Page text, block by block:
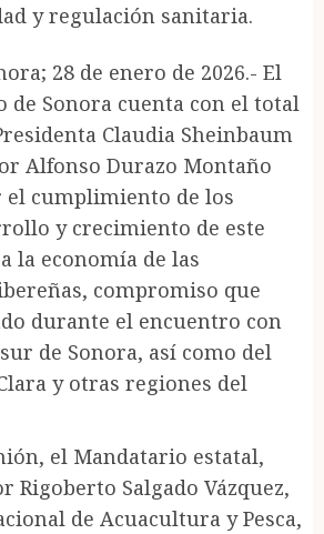
y regulación sanitaria.
28 de enero de 2026.- El
de Sonora cuenta con el total
Claudia Sheinbaum
Alfonso Durazo Montaño
el cumplimiento de los
y crecimiento de este
la economía de las
compromiso que
durante el encuentro con
de Sonora, así como del
y otras regiones del
el Mandatario estatal,
Rigoberto Salgado Vázquez,
de Acuacultura y Pesca,